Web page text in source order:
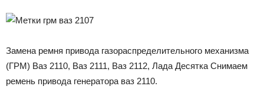
Замена ремня привода газораспределительного механизма
(ГРМ) Ваз 2110, Ваз 2111, Ваз 2112, Лада Десятка Снимаем
ремень привода генератора ваз 2110.